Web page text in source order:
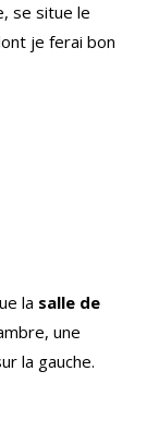
se situe le
je ferai bon
la salle de
une
la gauche.